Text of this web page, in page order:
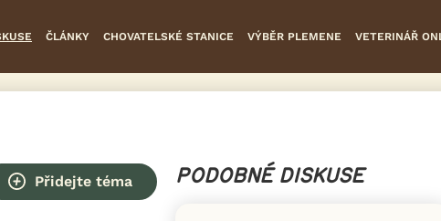
ČLÁNKY CHOVATELSKÉ STANICE VÝBĚR PLEMENE VETERINÁŘ
Přidejte téma PODOBNÉ DISKUSE